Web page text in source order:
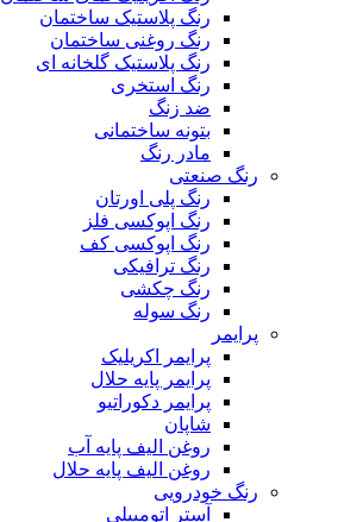
رنگ پلاستیک ساختمان
رنگ روغنی ساختمان
رنگ پلاستیک گلخانه ای
رنگ استخری
ضد زنگ
بتونه ساختمانی
مادر رنگ
رنگ صنعتی
رنگ پلی اورتان
رنگ اپوکسی فلز
رنگ اپوکسی کف
رنگ ترافیکی
رنگ چکشی
رنگ سوله
پرایمر
پرایمر اکریلیک
پرایمر پایه حلال
پرایمر دکوراتیو
شاپان
روغن الیف پایه آب
روغن الیف پایه حلال
رنگ خودرویی
آستر اتومبیلی